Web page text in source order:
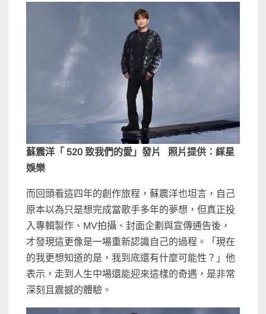
蘇震洋「 520 致我們的愛」發片 照片提供：綵星
娛樂
而回頭看這四年的創作旅程，蘇震洋也坦言，自己
原本以為只是想完成當歌手多年的夢想，但真正投
入專輯製作、MV拍攝、封面企劃與宣傳通告後，
才發現這更像是一場重新認識自己的過程。「現在
的我更想知道的是，我到底還有什麼可能性？」他
表示，走到人生中場還能迎來這樣的奇遇，是非常
深刻且震撼的體驗。